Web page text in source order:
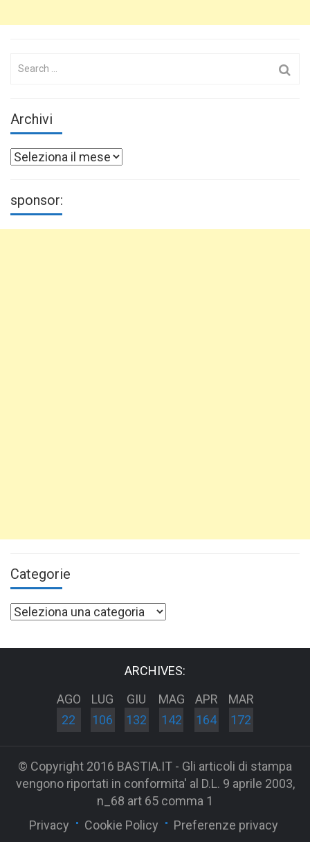
Search
Archivi
Archivi
sponsor:
Categorie
Categorie
ARCHIVES:
AGO
22
LUG
106
GIU
132
MAG
142
APR
164
MAR
172
© Copyright 2016 BASTIA.IT - Gli articoli di stampa
vengono riportati in conformita' al D.L. 9 aprile 2003,
n_68 art 65 comma 1
Privacy
Cookie Policy Preferenze privacy